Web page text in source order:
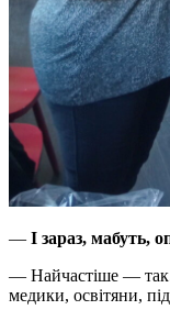
— І зараз, мабуть,
— Найчастіше —
медики, освітяни,